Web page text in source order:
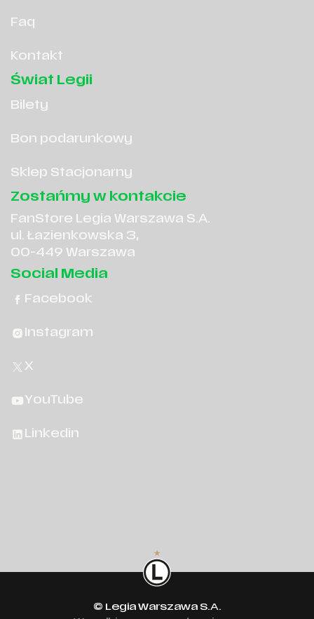
Faq
Kontakt
Świat Legii
Bilety
Bon podarunkowy
Sklep Stacjonarny
Zostańmy w kontakcie
FanStore Legia Warszawa S.A.
ul. Łazienkowska 3,
00-449 Warszawa
Social Media
Facebook
Instagram
X
YouTube
Linkedin
© Legia Warszawa S.A.